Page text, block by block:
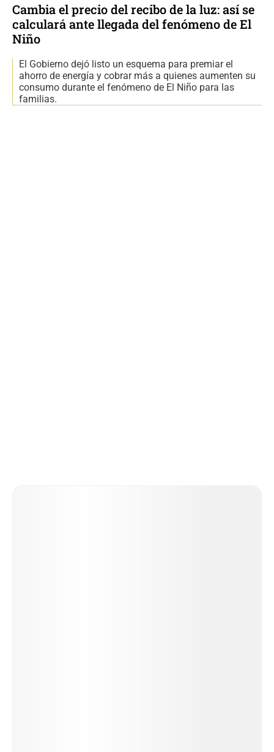
Cambia el precio del recibo de la luz: así se
calculará ante llegada del fenómeno de El
Niño
El Gobierno dejó listo un esquema para premiar el
ahorro de energía y cobrar más a quienes aumenten su
consumo durante el fenómeno de El Niño para las
familias.